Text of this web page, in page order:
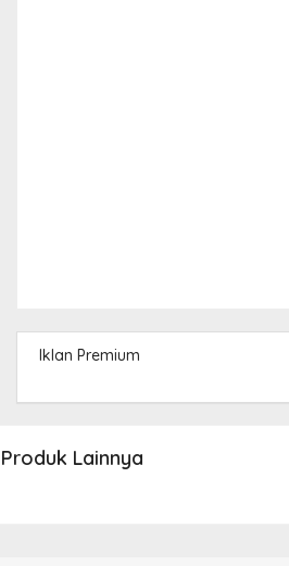
Iklan Premium
Produk Lainnya